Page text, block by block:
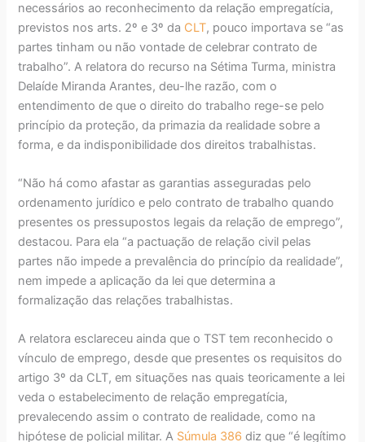
necessários ao reconhecimento da relação empregatícia,
previstos nos arts. 2º e 3º da CLT, pouco importava se “as
partes tinham ou não vontade de celebrar contrato de
trabalho”. A relatora do recurso na Sétima Turma, ministra
Delaíde Miranda Arantes, deu-lhe razão, com o
entendimento de que o direito do trabalho rege-se pelo
princípio da proteção, da primazia da realidade sobre a
forma, e da indisponibilidade dos direitos trabalhistas.
“Não há como afastar as garantias asseguradas pelo
ordenamento jurídico e pelo contrato de trabalho quando
presentes os pressupostos legais da relação de emprego”,
destacou. Para ela “a pactuação de relação civil pelas
partes não impede a prevalência do princípio da realidade”,
nem impede a aplicação da lei que determina a
formalização das relações trabalhistas.
A relatora esclareceu ainda que o TST tem reconhecido o
vínculo de emprego, desde que presentes os requisitos do
artigo 3º da CLT, em situações nas quais teoricamente a lei
veda o estabelecimento de relação empregatícia,
prevalecendo assim o contrato de realidade, como na
hipótese de policial militar. A Súmula 386 diz que “é legítimo